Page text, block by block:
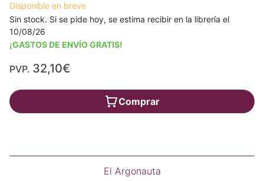
Disponible en breve
Sin stock. Si se pide hoy, se estima recibir en la librería el
10/08/26
¡GASTOS DE ENVÍO GRATIS!
PVP. 32,10€
Comprar
El Argonauta